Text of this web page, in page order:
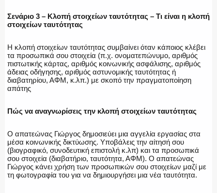
Σενάριο 3 – Κλοπή στοιχείων ταυτότητας – Τι είναι η κλοπή
στοιχείων ταυτότητας
Η κλοπή στοιχείων ταυτότητας συμβαίνει όταν κάποιος κλέβει
τα προσωπικά σου στοιχεία (π.χ. ονοματεπώνυμο, αριθμός
πιστωτικής κάρτας, αριθμός κοινωνικής ασφάλισης, αριθμός
άδειας οδήγησης, αριθμός αστυνομικής ταυτότητας ή
διαβατηρίου, ΑΦΜ, κ.λπ.) με σκοπό την πραγματοποίηση
απάτης
Πώς να αναγνωρίσεις την κλοπή στοιχείων ταυτότητας
Ο απατεώνας Γιώργος δημοσιεύει μια αγγελία εργασίας στα
μέσα κοινωνικής δικτύωσης. Υποβάλεις την αίτησή σου
(βιογραφικό, συνοδευτική επιστολή κ.λπ) και τα προσωπικά
σου στοιχεία (διαβατήριο, ταυτότητα, ΑΦΜ). Ο απατεώνας
Γιώργος κάνει χρήση των προσωπικών σου στοιχείων μαζί με
τη φωτογραφία του για να δημιουργήσει μια νέα ταυτότητα.